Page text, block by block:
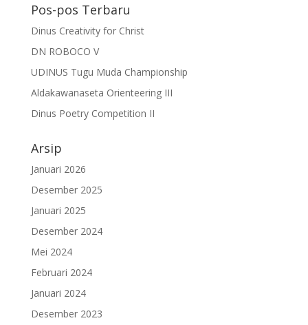
Pos-pos Terbaru
Dinus Creativity for Christ
DN ROBOCO V
UDINUS Tugu Muda Championship
Aldakawanaseta Orienteering III
Dinus Poetry Competition II
Arsip
Januari 2026
Desember 2025
Januari 2025
Desember 2024
Mei 2024
Februari 2024
Januari 2024
Desember 2023